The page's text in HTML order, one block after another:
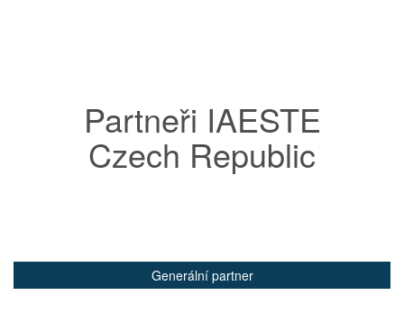
Partneři IAESTE
Czech Republic
Generální partner